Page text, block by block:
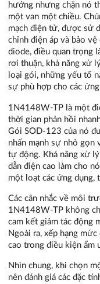
hướng nhưng chặn nó
một van một chiều.
mạch điện tử, được sử
chỉnh điện áp và bảo
diode, điều quan trọng
rơi thuận, khả năng xử
loại gói, những yếu tố
sự phù hợp cho các
1N4148W-TP là một
thời gian phản hồi
Gói SOD-123 của nó
nhấn mạnh sự nhỏ gọn
tự động. Khả năng xử
dẫn điện cao làm cho
một loạt các ứng dụng,
Các cân nhắc về môi
1N4148W-TP không
cam kết giảm tác động
Ngoài ra, xếp hạng
cao trong điều kiện ẩm
Nhìn chung, khi chọn
nên đánh giá các đặc